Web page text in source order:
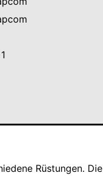
Rüstungen. Die